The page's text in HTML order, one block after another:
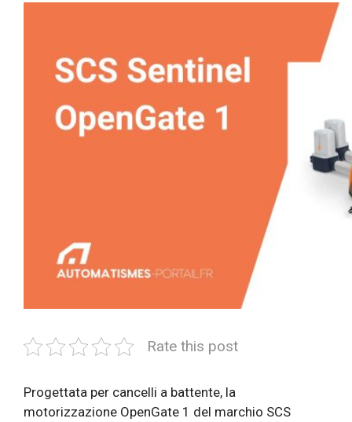
Rate this post
Progettata per cancelli a battente, la
motorizzazione OpenGate 1 del marchio SCS